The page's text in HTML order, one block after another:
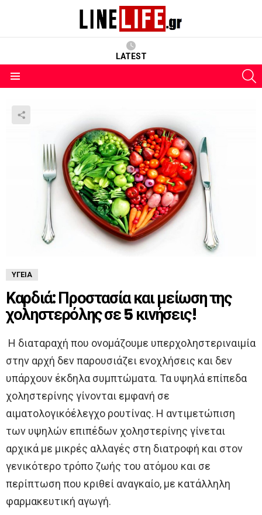
LATEST
ΥΓΕΊΑ
Καρδιά: Προστασία και μείωση της
χοληστερόλης σε 5 κινήσεις!
Η διαταραχή που ονομάζουμε υπερχοληστεριναιμία
στην αρχή δεν παρουσιάζει ενοχλήσεις και δεν
υπάρχουν έκδηλα συμπτώματα. Τα υψηλά επίπεδα
χοληστερίνης γίνονται εμφανή σε
αιματολογικόέλεγχο ρουτίνας. Η αντιμετώπιση
των υψηλών επιπέδων χοληστερίνης γίνεται
αρχικά με μικρές αλλαγές στη διατροφή και στον
γενικότερο τρόπο ζωής του ατόμου και σε
περίπτωση που κριθεί αναγκαίο, με κατάλληλη
φαρμακευτική αγωγή.